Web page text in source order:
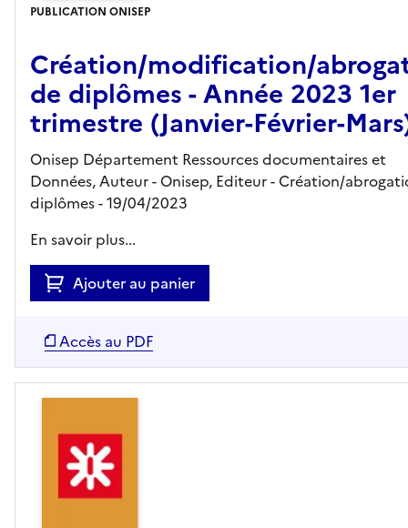
PUBLICATION ONISEP
Création/modification/
de diplômes - Année 2023 1er
trimestre (Janvier-Février-
Onisep Département Ressources documentaires et
Données, Auteur - Onisep, Editeur- Création/
diplômes- 19/04/2023
En savoir plus...
Ajouter au panier
Accès au PDF